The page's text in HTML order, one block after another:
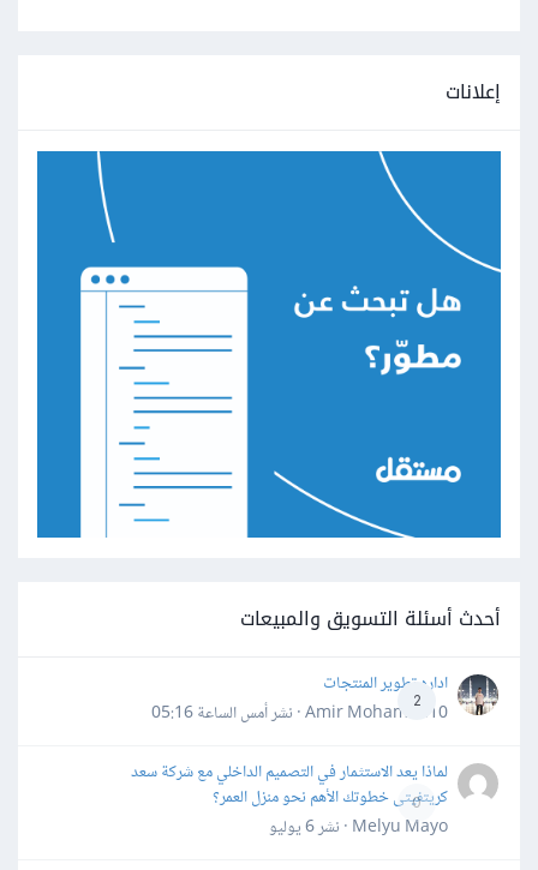
إعلانات
أحدث أسئلة التسويق والمبيعات
2
اداره تطوير المنتجات
Amir Mohamed10 · نشر
أمس الساعة 05:16
0
لماذا يعد الاستثمار في التصميم الداخلي مع شركة سعد
كريتفيتى خطوتك الأهم نحو منزل العمر؟
Melyu Mayo · نشر
6 يوليو